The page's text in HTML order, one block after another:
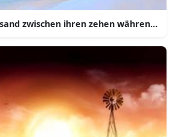
zwischen ihren zehen während sie